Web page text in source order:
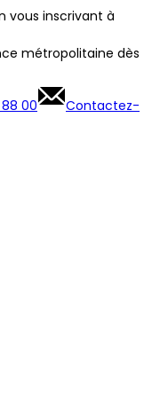
vous inscrivant à
métropolitaine dès
00
Contactez-